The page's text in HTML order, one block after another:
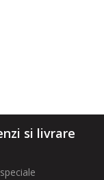
si livrare